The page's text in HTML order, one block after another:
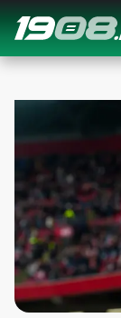
Navigation